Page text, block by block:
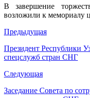
В завершение
возложили к мемориалу
Предыдущая
Президент Республики
спецслужб стран СНГ
Следующая
Заседание Совета по